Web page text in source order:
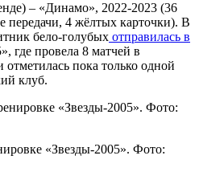
– «Динамо», 2022-2023 (36
передачи, 4 жёлтых карточки). В
бело-голубых отправилась в
где провела 8 матчей в
пока только одной
клуб.
«Звезды-2005». Фото: